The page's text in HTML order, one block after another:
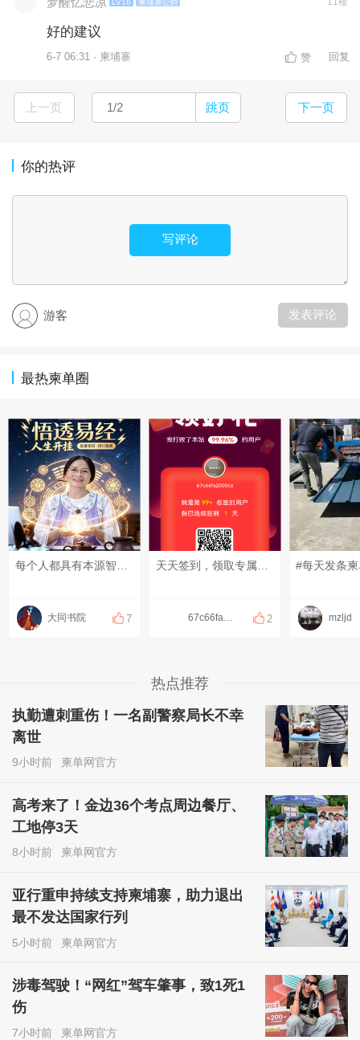
LV16 柬埔寨公爵 11楼
好的建议
6-7 06:31 · 柬埔寨 赞 回复
上一页 跳页 下一页
你的热评
写评论
游客 发表评论
最热柬单圈
大同书院 7 67c66fa2000ce 2
#每天发条
mzljd
热点推荐
执勤遭刺重伤！一名副警察局长不幸
离世
9小时前 柬单网官方
高考来了！金边36个考点周边餐厅、
工地停3天
8小时前 柬单网官方
亚行重申持续支持柬埔寨，助力退出
最不发达国家行列
5小时前 柬单网官方
涉毒驾驶！“网红”驾车肇事，致1死1
伤
7小时前 柬单网官方